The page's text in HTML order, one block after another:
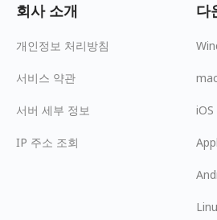
회사 소개
개인정보 처리방침
서비스 약관
서버 세부 정보
IP 주소 조회
다
iOS